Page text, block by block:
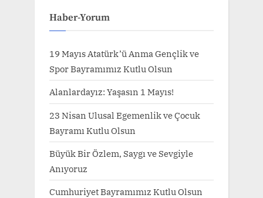
t
o
s
t
:
Haber-Yorum
19 Mayıs Atatürk’ü Anma Gençlik ve
Spor Bayramımız Kutlu Olsun
Alanlardayız: Yaşasın 1 Mayıs!
23 Nisan Ulusal Egemenlik ve Çocuk
Bayramı Kutlu Olsun
Büyük Bir Özlem, Saygı ve Sevgiyle
Anıyoruz
Cumhuriyet Bayramımız Kutlu Olsun